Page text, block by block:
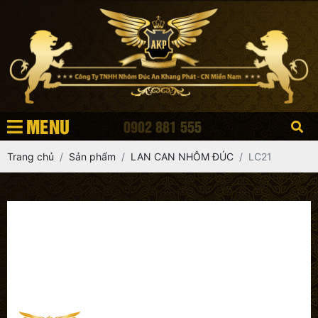
MENU 0902 881 555
Trang chủ Sản phẩm LAN CAN NHÔM ĐÚC LC21